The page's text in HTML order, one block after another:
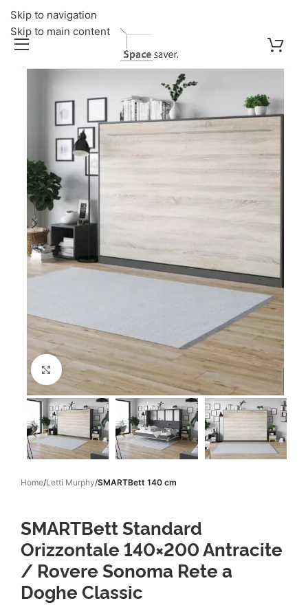
Skip to navigation
Skip to main content
Click to enlarge
Home Letti Murphy SMARTBett 140 cm
SMARTBett Standard
Orizzontale 140×200 Antracite
/ Rovere Sonoma Rete a
Doghe Classic